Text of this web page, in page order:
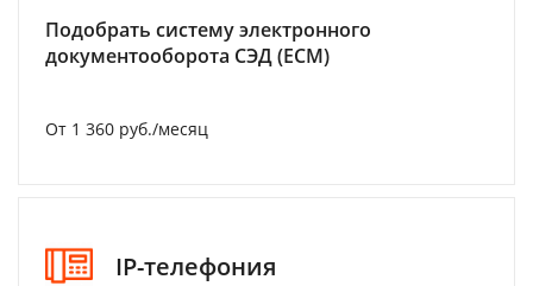
Подобрать систему электронного
документооборота СЭД (ECM)
От 1 360 руб./месяц
IP-телефония